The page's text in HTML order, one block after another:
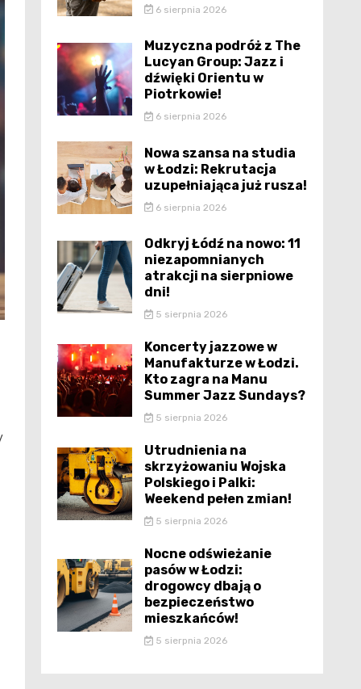
6 sierpnia 2026
Muzyczna podróż z The
Lucyan Group: Jazz i
dźwięki Orientu w
Piotrkowie!
6 sierpnia 2026
Nowa szansa na studia
w Łodzi: Rekrutacja
uzupełniająca już rusza!
6 sierpnia 2026
Odkryj Łódź na nowo: 11
niezapomnianych
atrakcji na sierpniowe
dni!
5 sierpnia 2026
Koncerty jazzowe w
Manufakturze w Łodzi.
Kto zagra na Manu
Summer Jazz Sundays?
5 sierpnia 2026
Utrudnienia na
skrzyżowaniu Wojska
Polskiego i Palki:
Weekend pełen zmian!
5 sierpnia 2026
Nocne odświeżanie
pasów w Łodzi:
drogowcy dbają o
bezpieczeństwo
mieszkańców!
5 sierpnia 2026